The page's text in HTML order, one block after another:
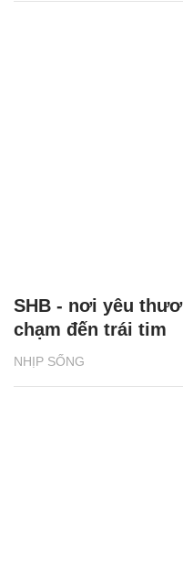
NHỊP SỐNG
SHB - nơi yêu
chạm đến trái tim